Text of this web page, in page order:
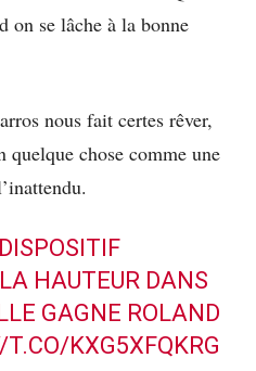
on se lâche à la bonne
nous fait certes rêver,
chose comme une
HAUTEUR DANS
GAGNE ROLAND
KXG5XFQKRG